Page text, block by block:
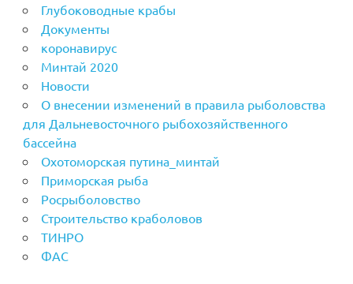
Глубоководные крабы
Документы
коронавирус
Минтай 2020
Новости
О внесении изменений в правила рыболовства
для Дальневосточного рыбохозяйственного
бассейна
Охотоморская путина_минтай
Приморская рыба
Росрыболовство
Строительство краболовов
ТИНРО
ФАС